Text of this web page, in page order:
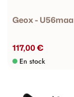
Geox - U56maa
117,00 €
En stock